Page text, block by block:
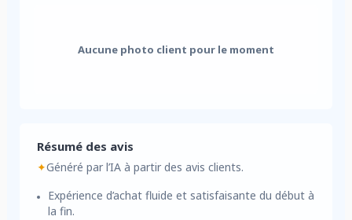
Aucune photo client pour le moment
Résumé des avis
✦Généré par l’IA à partir des avis clients.
Expérience d’achat fluide et satisfaisante du début à
la fin.